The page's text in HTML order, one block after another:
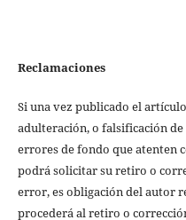
Reclamaciones
Si una vez publicado el
adulteración, o falsificación
errores de fondo que atenten
podrá solicitar su retiro o
error, es obligación del autor
procederá al retiro o